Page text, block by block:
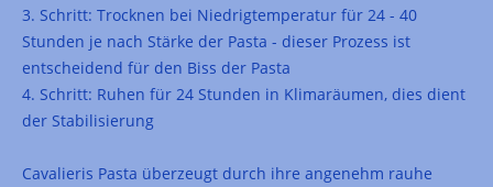
3. Schritt: Trocknen bei Niedrigtemperatur für 24 - 40
Stunden je nach Stärke der Pasta - dieser Prozess ist
entscheidend für den Biss der Pasta
4. Schritt: Ruhen für 24 Stunden in Klimaräumen, dies dient
der Stabilisierung
Cavalieris Pasta überzeugt durch ihre angenehm rauhe